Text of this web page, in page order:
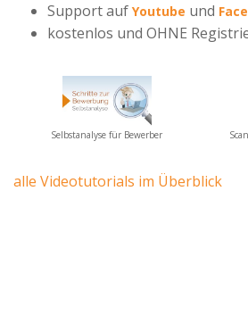
Support auf Youtube und
kostenlos und OHNE
Selbstanalyse für Bewerber
alle Videotutorials im Überblick